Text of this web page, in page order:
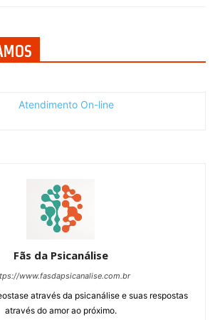
Fãs da Psicanálise
www.fasdapsicanalise.com.br
através da psicanálise e suas respostas
através do amor ao próximo.